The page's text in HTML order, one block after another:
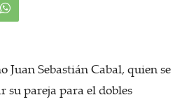
Juan Sebastián Cabal, quien se
su pareja para el dobles